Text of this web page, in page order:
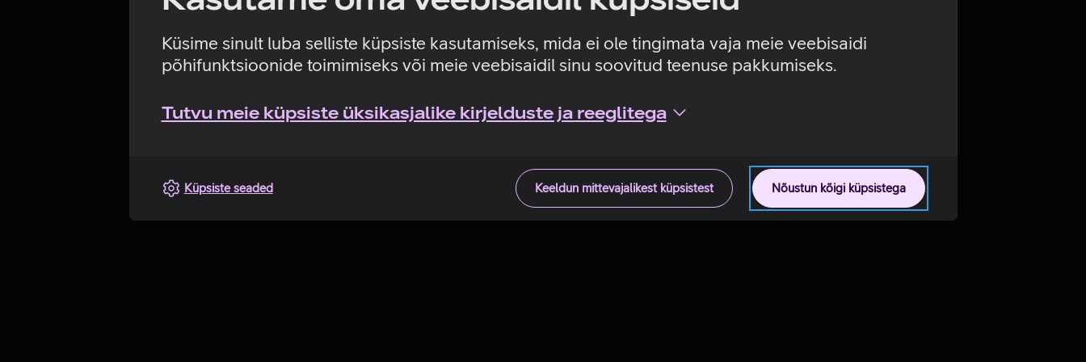
Küsime sinult luba selliste küpsiste kasutamiseks, mida ei ole tingimata vaja meie veebisaidi
põhifunktsioonide toimimiseks või meie veebisaidil sinu soovitud teenuse pakkumiseks.
Tutvu meie küpsiste üksikasjalike kirjelduste ja reeglitega
Nõustun kõigi küpsistega
Keeldun mittevajalikest küpsistest
Küpsiste seaded